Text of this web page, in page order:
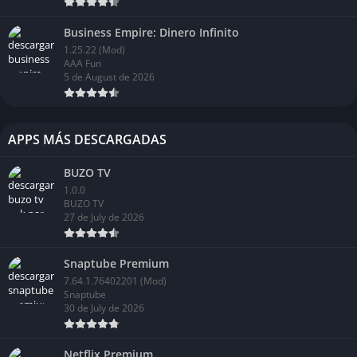
Quizá te gusté: Descargar Sniper 3D APK (Dinero Infinito)
Conclusión de Boxing Fighting Mod APK
Finalmente, ponte los guantes, sube al ring y muestra al
su jugabilidad realista, acción intensa e infinitas oportunidades
de competencia y personalización, este juego seguramente
satisfará tanto a los fanáticos del boxeo como a los entusiastas
de los juegos de lucha.
Igualmente, hazme saber tu experiencia de uso en los
comentarios a continuación. También puedes
aquípara ver los últimos mejores juegos de Android
actualizados.
Business Empire: Dinero Infinito
1.25.22 (Mod)
AAA Fun
5 de August de 2026
APPS MÁS DESCARGADAS
BUZO TV
1.0.0
BUZO TV
27 de July de 2026
Snaptube Premium
7.64.1.76402201 (Mod)
Snaptube
30 de July de 2026
Netflix Premium